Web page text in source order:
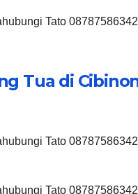
Tato
Tua di
Tato
Tato